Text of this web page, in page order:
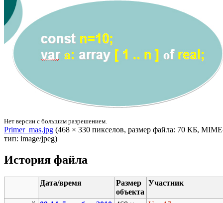
Нет версии с большим разрешением.
Primer_mas.jpg (468 × 330 пикселов, размер файла: 70 КБ,
тип: image/jpeg)
История файла
Дата/время
Размер
объекта
Участник